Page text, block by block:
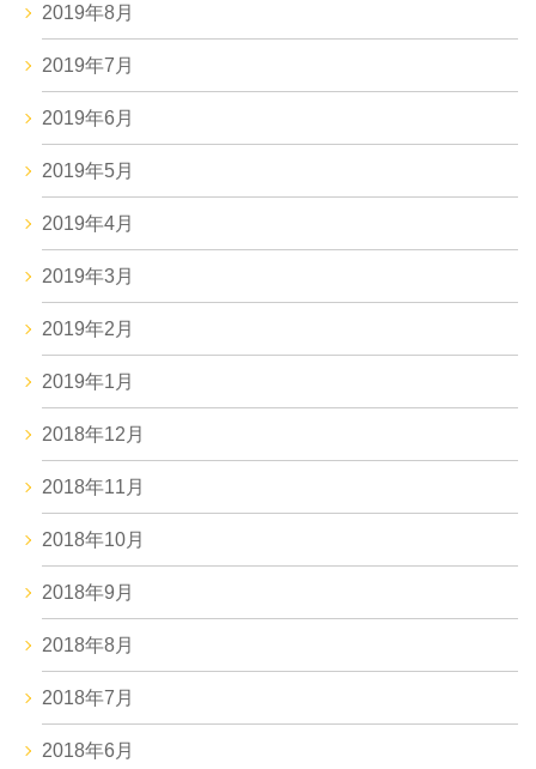
2019年8月
2019年7月
2019年6月
2019年5月
2019年4月
2019年3月
2019年2月
2019年1月
2018年12月
2018年11月
2018年10月
2018年9月
2018年8月
2018年7月
2018年6月